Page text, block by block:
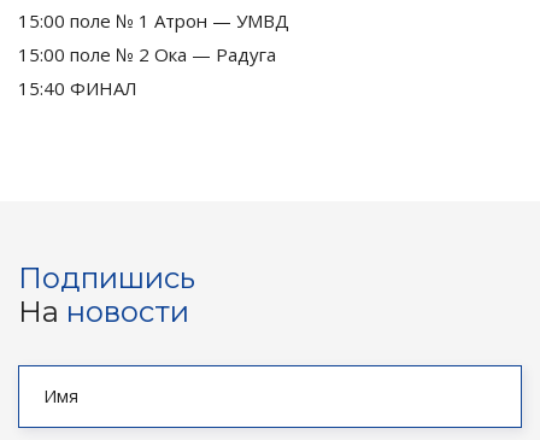
15:00 поле № 1 Атрон — УМВД
15:00 поле № 2 Ока — Радуга
15:40 ФИНАЛ
Подпишись
На новости